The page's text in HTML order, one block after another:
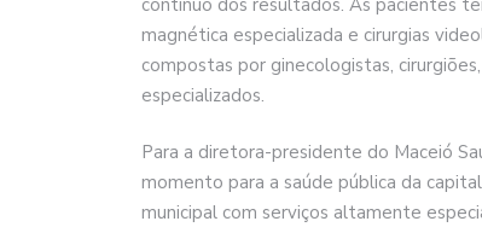
magnética especializada e cirurgias
compostas por ginecologistas,
especializados.
Para a diretora-presidente do Maceió
momento para a saúde pública da
municipal com serviços altamente